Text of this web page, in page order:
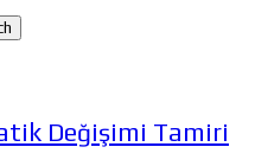
Değişimi Tamiri